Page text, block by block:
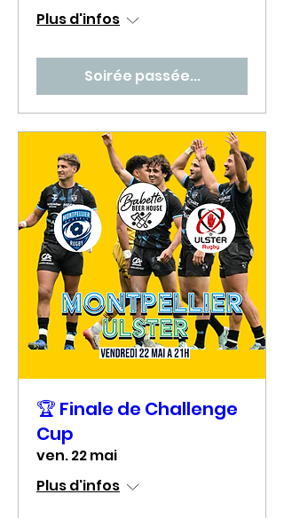
Plus d'infos
Soirée passée...
🏆 Finale de Challenge
Cup
ven. 22 mai
Plus d'infos